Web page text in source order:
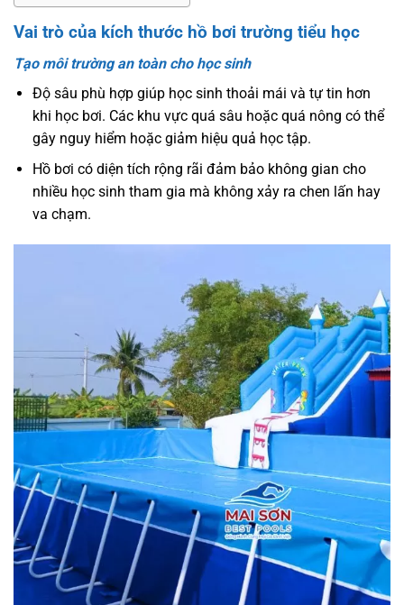
Vai trò của kích thước hồ bơi trường tiểu học
Tạo môi trường an toàn cho học sinh
Độ sâu phù hợp giúp học sinh thoải mái và tự tin hơn
khi học bơi. Các khu vực quá sâu hoặc quá nông có thể
gây nguy hiểm hoặc giảm hiệu quả học tập.
Hồ bơi có diện tích rộng rãi đảm bảo không gian cho
nhiều học sinh tham gia mà không xảy ra chen lấn hay
va chạm.